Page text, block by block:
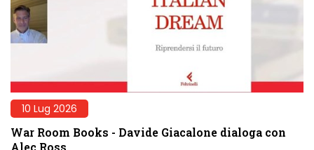
10 Lug 2026
War Room Books - Davide Giacalone dialoga con
Alec Ross